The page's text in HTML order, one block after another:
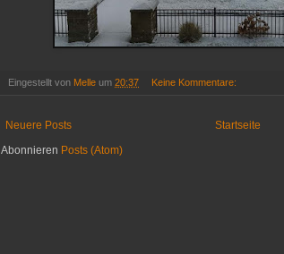
Eingestellt von Melle um 20:37 Keine Kommentare:
Neuere Posts
Startseite
Abonnieren Posts (Atom)